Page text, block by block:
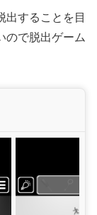
出することを目
ので脱出ゲーム